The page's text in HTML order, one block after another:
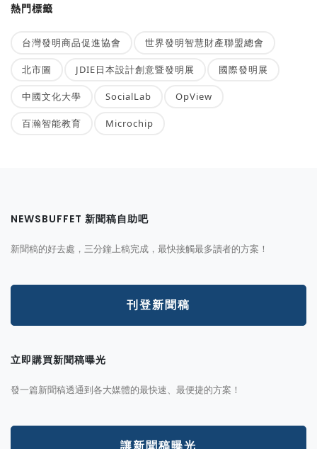
熱門標籤
台灣發明商品促進協會 世界發明智慧財產聯盟總會
北市圖 JDIE日本設計創意暨發明展 國際發明展
中國文化大學 SocialLab OpView
百瀚智能教育 Microchip
NEWSBUFFET 新聞稿自助吧
新聞稿的好去處，三分鐘上稿完成，最快接觸最多讀者的方案！
刊登新聞稿
立即購買新聞稿曝光
發一篇新聞稿透通到各大媒體的最快速、最便捷的方案！
讓新聞稿曝光